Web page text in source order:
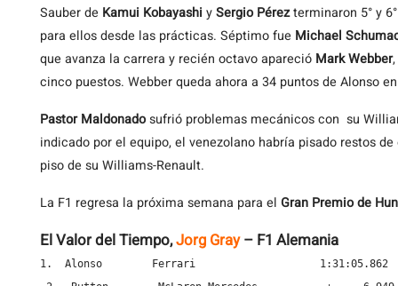
Sauber de Kamui Kobayashi ySergio Pérezterminaron 5° y
para ellos desde las prácticas. Séptimo fue Michael
que avanza la carrera y recién octavo apareció Mark Webber
cinco puestos. Webber queda ahora a 34 puntos de Alonso
Pastor Maldonadosufrió problemas mecánicos con su
indicado por el equipo, el venezolano habría pisado restos
piso de su Williams-Renault.
La F1 regresa la próxima semana para el Gran Premio de
El Valor del Tiempo,Jorg Gray– F1 Alemania
1.  Alonso        Ferrari                    1:31:05.862